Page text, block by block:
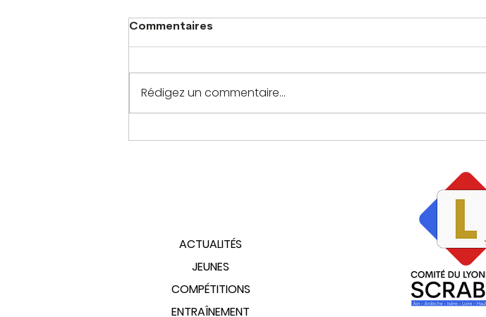
Commentaires
Rédigez un commentaire...
ACTUALITÉS
JEUNES
COMPÉTITIONS
ENTRAÎNEMENT